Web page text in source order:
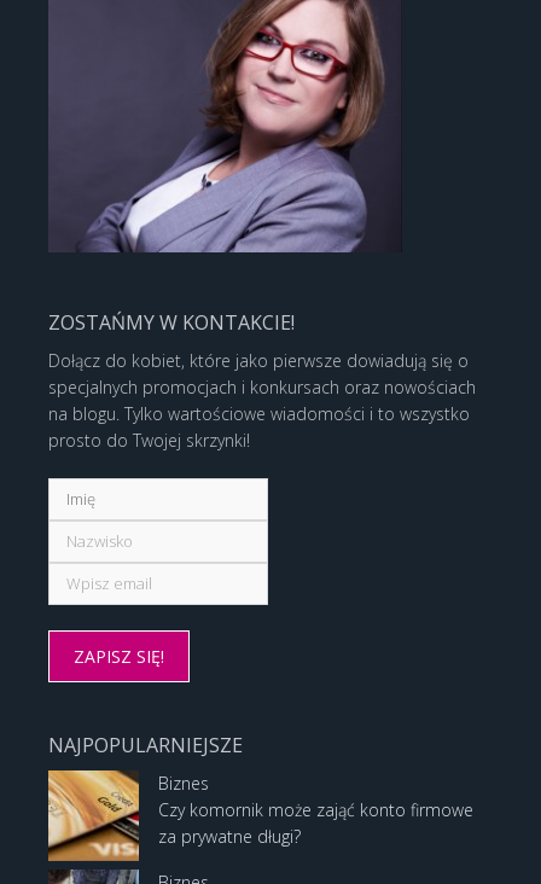
ZOSTAŃMY W KONTAKCIE!
Dołącz do kobiet, które jako pierwsze dowiadują się o
specjalnych promocjach i konkursach oraz nowościach
na blogu. Tylko wartościowe wiadomości i to wszystko
prosto do Twojej skrzynki!
NAJPOPULARNIEJSZE
Biznes
Czy komornik może zająć konto firmowe
za prywatne długi?